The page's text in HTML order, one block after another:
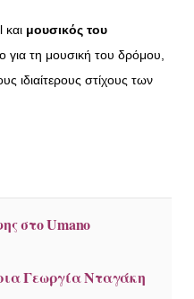
μουσικός του
για τη μουσική του δρόμου,
ιδιαίτερους στίχους των
στο Umano
Γεωργία Νταγάκη